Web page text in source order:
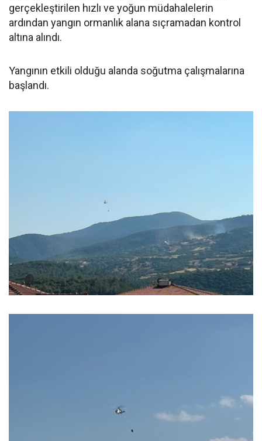
gerçekleştirilen hızlı ve yoğun müdahalelerin
ardından yangın ormanlık alana sıçramadan kontrol
altına alındı.
Yangının etkili olduğu alanda soğutma çalışmalarına
başlandı.